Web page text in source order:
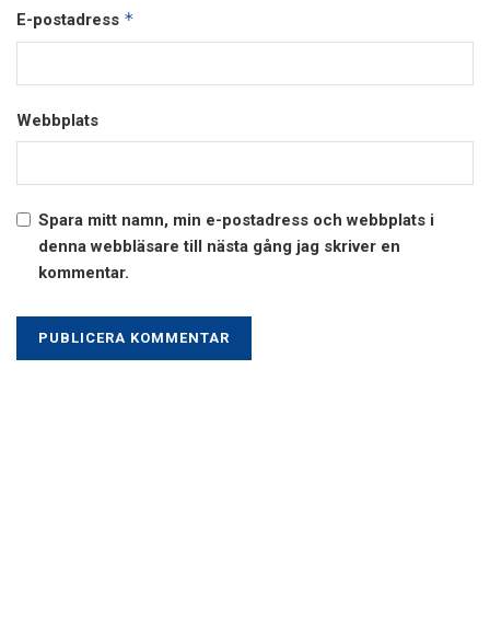
E-postadress *
Webbplats
Spara mitt namn, min e-postadress och webbplats i
denna webbläsare till nästa gång jag skriver en
kommentar.